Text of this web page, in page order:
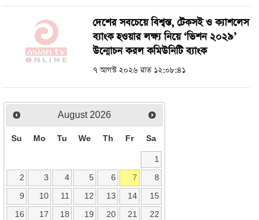
দেশের সবচেয়ে বিশ্বস্ত, টেকসই ও ক্যাশলেস
ব্যাংক হওয়ার লক্ষ্য নিয়ে ‘ভিশন ২০২৯’
উন্মোচন করল কমিউনিটি ব্যাংক
৭ আগস্ট ২০২৬ রাত ১২:০৮:৪১
August 2026
Su Mo Tu We Th Fr Sa
1
2
3 4 5 6 7
8
9
10 11 12 13 14
15
16
17 18 19 20 21
22